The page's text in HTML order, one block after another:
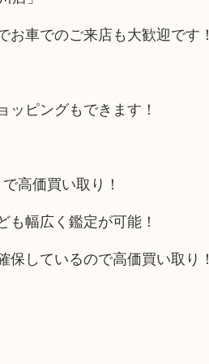
車でのご来店も大歓迎です！
ピングもできます！
高価買い取り！
幅広く鑑定が可能！
しているので高価買い取り！